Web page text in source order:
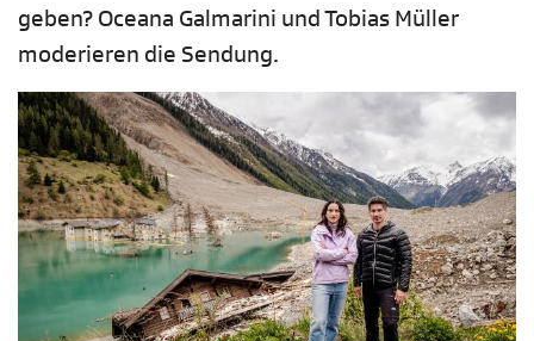
geben? Oceana Galmarini und Tobias Müller
moderieren die Sendung.